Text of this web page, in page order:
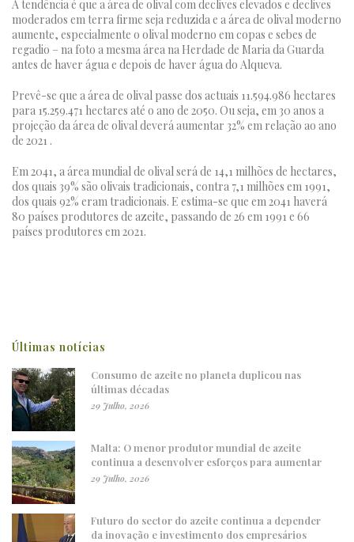
A tendência é que a área de olival com declives elevados e declives
moderados em terra firme seja reduzida e a área de olival moderno
aumente, especialmente o olival moderno em copas e sebes de
regadio – na foto a mesma área na Herdade de Maria da Guarda
antes de haver água e depois de haver água do Alqueva.
Prevê-se que a área de olival passe dos actuais 11.594.986 hectares
para 15.259.471 hectares até o ano de 2050. Ou seja, em 30 anos a
projeção da área de olival deverá aumentar 32% em relação ao ano
de 2021 .
Em 2041, a área mundial de olival será de 14,1 milhões de hectares,
dos quais 39% são olivais tradicionais, contra 7,1 milhões em 1991,
dos quais 92% eram tradicionais. E estima-se que em 2041 haverá
80 países produtores de azeite, passando de 26 em 1991 e 66
países produtores em 2021.
Últimas notícias
Consumo de azeite no planeta duplicou nas
últimas décadas
29 Julho, 2026
Malta: O menor produtor mundial de azeite
continua a desenvolver esforços para aumentar
29 Julho, 2026
Futuro do sector do azeite continua a depender
da inovação e investimento dos empresários